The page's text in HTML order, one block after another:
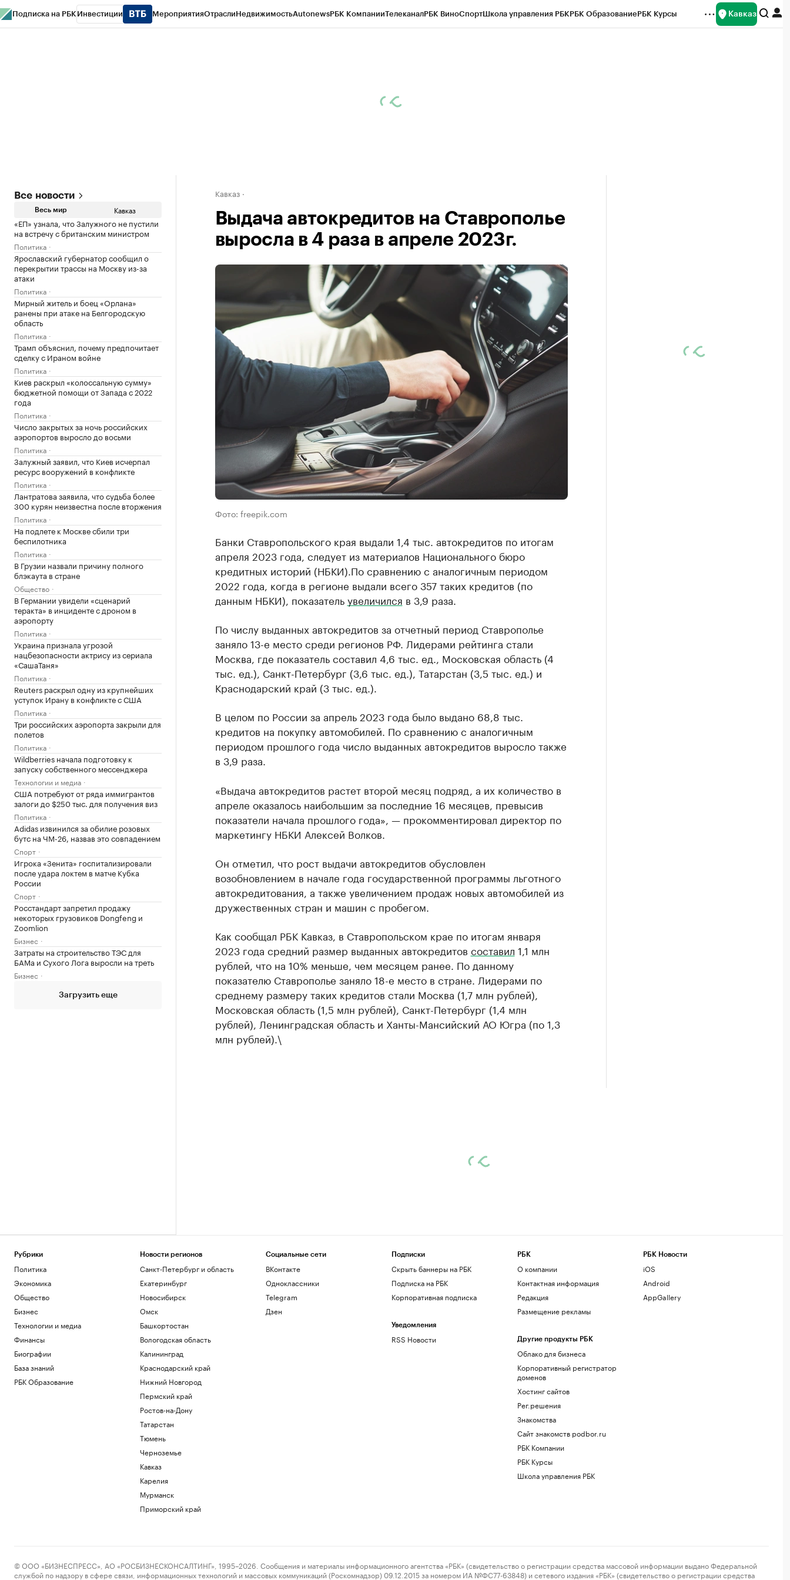
Подписка на РБК Инвестиции МероприятияОтраслиНедвижимостьAutonewsРБК КомпанииТелеканалРБК ВиноСпортШкола управления РБКРБК ОбразованиеРБК Курсы Кавказ
Все новости
Весь мир Кавказ
«ЕП» узнала, что Залужного не пустили
на встречу с британским министром
Политика
Ярославский губернатор сообщил о
перекрытии трассы на Москву из-за
атаки
Политика
Мирный житель и боец «Орлана»
ранены при атаке на Белгородскую
область
Политика
Трамп объяснил, почему предпочитает
сделку с Ираном войне
Политика
Киев раскрыл «колоссальную сумму»
бюджетной помощи от Запада с 2022
года
Политика
Число закрытых за ночь российских
аэропортов выросло до восьми
Политика
Залужный заявил, что Киев исчерпал
ресурс вооружений в конфликте
Политика
Лантратова заявила, что судьба более
300 курян неизвестна после вторжения
Политика
На подлете к Москве сбили три
беспилотника
Политика
В Грузии назвали причину полного
блэкаута в стране
Общество
В Германии увидели «сценарий
теракта» в инциденте с дроном в
аэропорту
Политика
Украина признала угрозой
нацбезопасности актрису из сериала
«СашаТаня»
Политика
Reuters раскрыл одну из крупнейших
уступок Ирану в конфликте с США
Политика
Три российских аэропорта закрыли для
полетов
Политика
Wildberries начала подготовку к
запуску собственного мессенджера
Технологии и медиа
США потребуют от ряда иммигрантов
залоги до $250 тыс. для получения виз
Политика
Adidas извинился за обилие розовых
бутс на ЧМ-26, назвав это совпадением
Спорт
Игрока «Зенита» госпитализировали
после удара локтем в матче Кубка
России
Спорт
Росстандарт запретил продажу
некоторых грузовиков Dongfeng и
Zoomlion
Бизнес
Затраты на строительство ТЭС для
БАМа и Сухого Лога выросли на треть
Бизнес
Загрузить еще
Кавказ
Выдача автокредитов на Ставрополье
выросла в 4 раза в апреле 2023г.
Фото: freepik.com
Банки Ставропольского края выдали 1,4 тыс. автокредитов по итогам
апреля 2023 года, следует из материалов Национального бюро
кредитных историй (НБКИ).По сравнению с аналогичным периодом
2022 года, когда в регионе выдали всего 357 таких кредитов (по
данным НБКИ), показательувеличился в 3,9 раза.
По числу выданных автокредитов за отчетный период Ставрополье
заняло 13-е место среди регионов РФ. Лидерами рейтинга стали
Москва, где показатель составил 4,6 тыс. ед., Московская область (4
тыс. ед.), Санкт-Петербург (3,6 тыс. ед.), Татарстан (3,5 тыс. ед.) и
Краснодарский край (3 тыс. ед.).
В целом по России за апрель 2023 года было выдано 68,8 тыс.
кредитов на покупку автомобилей. По сравнению с аналогичным
периодом прошлого года число выданных автокредитов выросло также
в 3,9 раза.
«Выдача автокредитов растет второй месяц подряд, а их количество в
апреле оказалось наибольшим за последние 16 месяцев, превысив
показатели начала прошлого года», — прокомментировал директор по
маркетингу НБКИ Алексей Волков.
Он отметил, что рост выдачи автокредитов обусловлен
возобновлением в начале года государственной программы льготного
автокредитования, а также увеличением продаж новых автомобилей из
дружественных стран и машин с пробегом.
Как сообщал РБК Кавказ, в Ставропольском крае по итогам января
2023 года средний размер выданных автокредитов составил 1,1 млн
рублей, что на 10% меньше, чем месяцем ранее. По данному
показателю Ставрополье заняло 18-е место в стране. Лидерами по
среднему размеру таких кредитов стали Москва (1,7 млн рублей),
Московская область (1,5 млн рублей), Санкт-Петербург (1,4 млн
рублей), Ленинградская область и Ханты-Мансийский АО Югра (по 1,3
млн рублей).\
Рубрики
Политика
Экономика
Общество
Бизнес
Технологии и медиа
Финансы
Биографии
База знаний
РБК Образование
Новости регионов
Санкт-Петербург и область
Екатеринбург
Новосибирск
Омск
Башкортостан
Вологодская область
Калининград
Краснодарский край
Нижний Новгород
Пермский край
Ростов-на-Дону
Татарстан
Тюмень
Черноземье
Кавказ
Карелия
Мурманск
Приморский край
Социальные сети
ВКонтакте
Одноклассники
Telegram
Дзен
Подписки
Скрыть баннеры на РБК
Подписка на РБК
Корпоративная подписка
Уведомления
RSS Новости
РБК
О компании
Контактная информация
Редакция
Размещение рекламы
Другие продукты РБК
Облако для бизнеса
Корпоративный регистратор
доменов
Хостинг сайтов
Рег.решения
Знакомства
Сайт знакомств podbor.ru
РБК Компании
РБК Курсы
Школа управления РБК
РБК Новости
iOS
Android
AppGallery
© ООО «БИЗНЕСПРЕСС», АО «РОСБИЗНЕСКОНСАЛТИНГ», 1995–2026. Сообщения и материалы информационного агентства «РБК» (свидетельство о регистрации средства массовой информации выдано Федеральной
службой по надзору в сфере связи, информационных технологий и массовых коммуникаций (Роскомнадзор) 09.12.2015 за номером ИА №ФС77-63848) и сетевого издания «РБК» (свидетельство о регистрации средства